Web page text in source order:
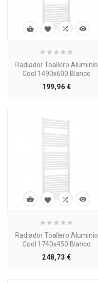
Radiador Toallero Aluminio
Cool 1490x600 Blanco
199,96 €Precio
   
Radiador Toallero Aluminio
Cool 1740x450 Blanco
248,73 €Precio
   